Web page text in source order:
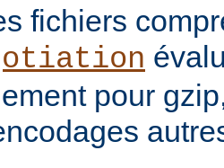
fichiers
pour